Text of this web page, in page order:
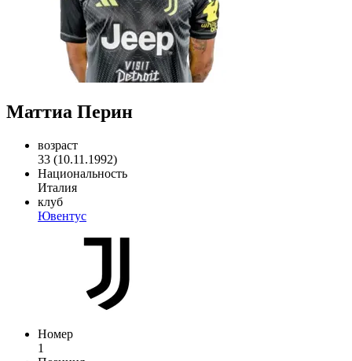
Маттиа Перин
возраст
33 (10.11.1992)
Национальность
Италия
клуб
Ювентус
Номер
1